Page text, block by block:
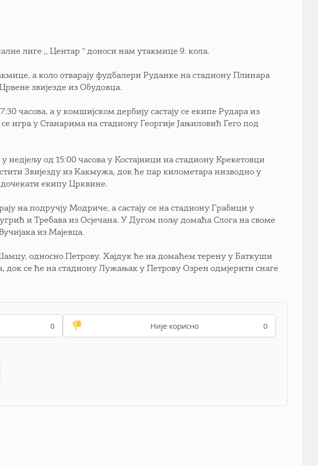
лиге ,, Центар “ доноси нам утакмице 9. кола.
а коло отварају фудбалери Руданке на стадиону Плинара
звијезде из Обудовца.
часова, а у комшијском дербију састају се екипе Рудара из
игра у Станарима на стадиону Георгије Јањиловић Гего под
недјељу од 15:00 часова у Костајници на стадиону Крекетовци
Звијезду из Какмужа, док ће пар километара низводно у
екипу Црквине.
на подручју Модриче, а састају се на стадиону Грабици у
и Требава из Осјечана. У Дугом пољу домаћа Слога на своме
из Мајевца.
односно Петрову. Хајдук ће на домаћем терену у Баткуши
док се ће на стадиону Лужањак у Петрову Озрен одмјерити снаге
0 Није корисно 0